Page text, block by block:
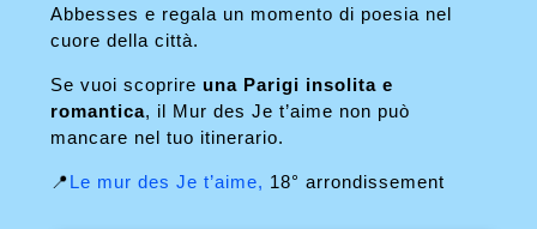
Abbesses e regala un momento di poesia nel
cuore della città.
Se vuoi scoprire una Parigi insolita e
romantica, il Mur des Je t’aime non può
mancare nel tuo itinerario.
📍Le mur des Je t’aime, 18° arrondissement